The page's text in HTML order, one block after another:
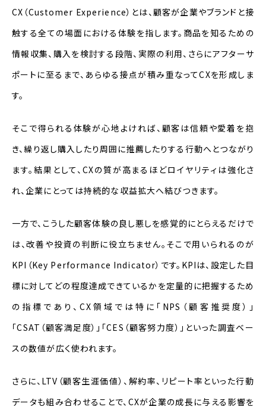
CX（Customer Experience）とは、顧客が企業やブランドと接
触する全ての場面における体験を指します。商品を知るための
情報収集、購入を検討する段階、実際の利用、さらにアフターサ
ポートに至るまで、あらゆる接点が積み重なってCXを形成しま
す。
そこで得られる体験が心地よければ、顧客は信頼や愛着を抱
き、繰り返し購入したり周囲に推薦したりする行動へとつながり
ます。結果として、CXの質が高まるほどロイヤリティは強化さ
れ、企業にとっては持続的な収益拡大へ結びつきます。
一方で、こうした顧客体験の良し悪しを感覚的にとらえるだけで
は、改善や投資の判断に役立ちません。そこで用いられるのが
KPI（Key Performance Indicator）です。KPIは、設定した目
標に対してどの程度達成できているかを定量的に把握するため
の指標であり、CX領域では特に「NPS（顧客推奨度）」
「CSAT（顧客満足度）」「CES（顧客努力度）」といった調査ベー
スの数値が広く使われます。
さらに、LTV（顧客生涯価値）、解約率、リピート率といった行動
データも組み合わせることで、CXが企業の成長に与える影響を